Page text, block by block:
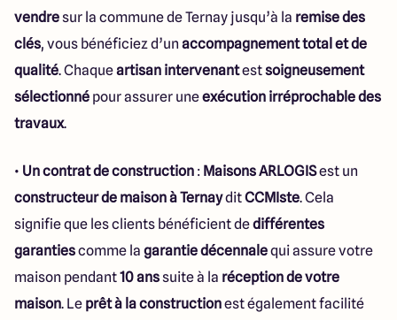
vendresur la commune de Ternay jusqu’à la remise des
clés, vous bénéficiez d’un accompagnement total et de
qualité. Chaqueartisan intervenantestsoigneusement
sélectionné pour assurer uneexécution irréprochable des
travaux.
• Un contrat de construction : Maisons ARLOGISest un
constructeur de maison à TernayditCCMIste. Cela
signifie que les clients bénéficient dedifférentes
garantiescomme la garantie décennalequi assure votre
maison pendant10 anssuite à la réception de votre
maison. Le prêt à la constructionest également facilité